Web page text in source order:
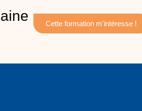
Cette formation m'intéresse !